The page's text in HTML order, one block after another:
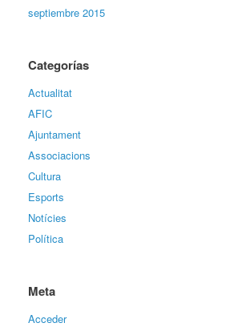
septiembre 2015
Categorías
Actualitat
AFIC
Ajuntament
Associacions
Cultura
Esports
Notícies
Política
Meta
Acceder